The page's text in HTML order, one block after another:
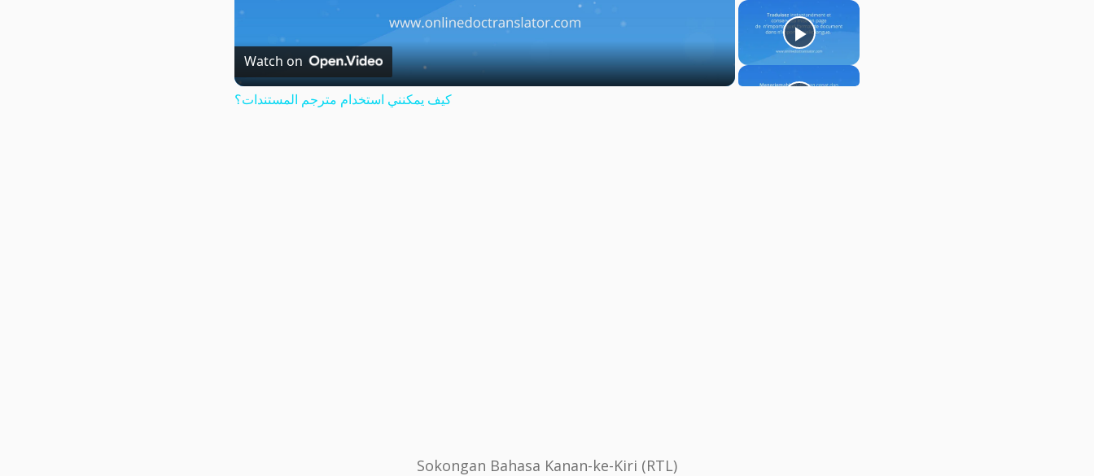
Video
Watch on
كيف يمكنني استخدام مترجم المستندات؟
Sokongan Bahasa Kanan-ke-Kiri (RTL)